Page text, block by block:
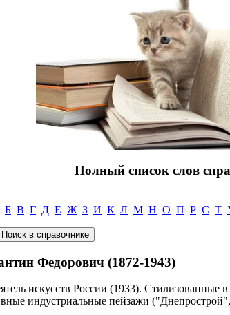
Полный список слов
Б В Г Д Е Ж З И К Л М Н О П Р С Т
Федорович (1872-1943)
искусств России (1933). Стилизованные
индустриальные пейзажи